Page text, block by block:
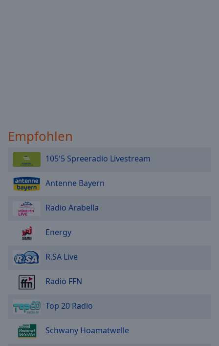
Empfohlen
105'5 Spreeradio Livestream
Antenne Bayern
Radio Arabella
Energy
R.SA Live
Radio FFN
Top 20 Radio
Schwany Hoamatwelle